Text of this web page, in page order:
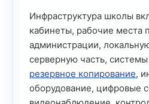
Инфраструктура школы
кабинеты, рабочие места
администрации,
серверную часть,
резервное копирование,
оборудование, цифровые